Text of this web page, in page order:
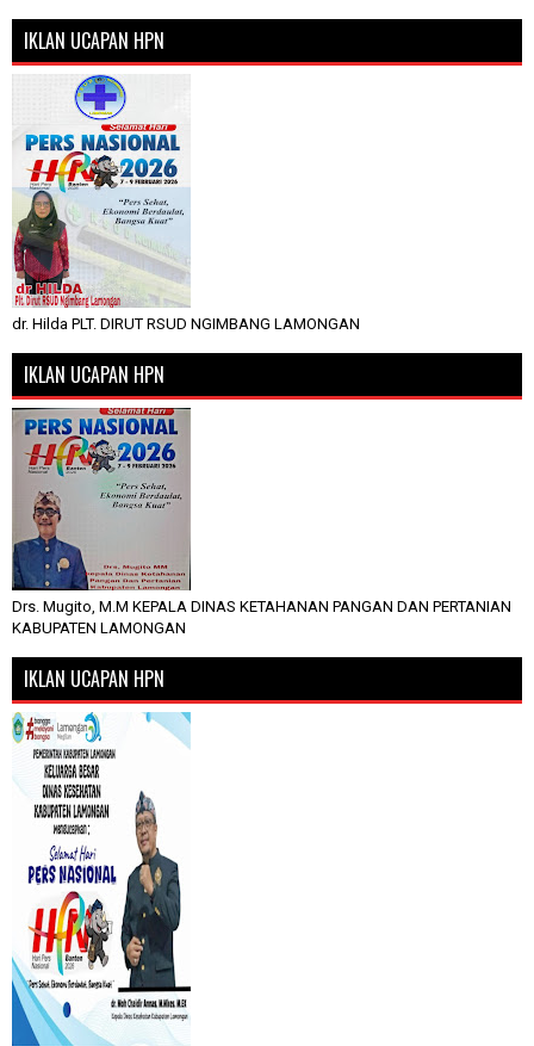
IKLAN UCAPAN HPN
dr. Hilda PLT. DIRUT RSUD NGIMBANG LAMONGAN
IKLAN UCAPAN HPN
Drs. Mugito, M.M KEPALA DINAS KETAHANAN PANGAN DAN PERTANIAN
KABUPATEN LAMONGAN
IKLAN UCAPAN HPN